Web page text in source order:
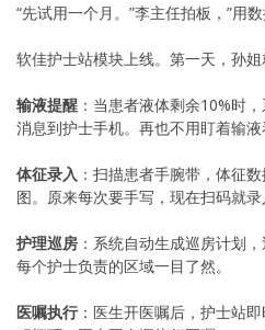
“先试用一个月。”李主任拍板，”用
软佳护士站模块上线。第一天，孙姐
输液提醒 ：当患者液体剩余10%时
消息到护士手机。再也不用盯着输液
体征录入 ：扫描患者手腕带，体征
图。原来每次要手写，现在扫码就录
护理巡房 ：系统自动生成巡房计划
每个护士负责的区域一目了然。
医嘱执行：医生开医嘱后，护士站